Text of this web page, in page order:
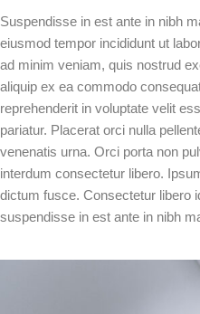
Suspendisse in est ante in nibh
eiusmod tempor incididunt ut
ad minim veniam, quis nostrud
aliquip ex ea commodo
reprehenderit in voluptate velit
pariatur. Placerat orci nulla
venenatis urna. Orci porta non
interdum consectetur libero.
dictum fusce. Consectetur libero
suspendisse in est ante in nibh